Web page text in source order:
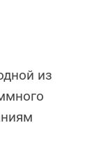
из